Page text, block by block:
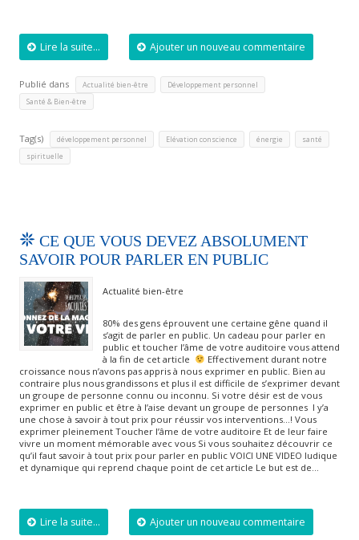
Lire la suite... Ajouter un nouveau commentaire
Publié dans Actualité bien-être Développement personnel
Santé & Bien-être
Tag(s) développement personnel Elévation conscience énergie santé
spirituelle
CE QUE VOUS DEVEZ ABSOLUMENT
SAVOIR POUR PARLER EN PUBLIC
Actualité bien-être
80% des gens éprouvent une certaine gêne quand il
s’agit de parler en public. Un cadeau pour parler en
public et toucher l’âme de votre auditoire vous attend
à la fin de cet article
Effectivement durant notre
croissance nous n’avons pas appris à nous exprimer en public. Bien au
contraire plus nous grandissons et plus il est difficile de s’exprimer devant
un groupe de personne connu ou inconnu. Si votre désir est de vous
exprimer en public et être à l’aise devant un groupe de personnes l y’a
une chose à savoir à tout prix pour réussir vos interventions…! Vous
exprimer pleinement Toucher l’âme de votre auditoire Et de leur faire
vivre un moment mémorable avec vous Si vous souhaitez découvrir ce
qu’il faut savoir à tout prix pour parler en public VOICI UNE VIDEO ludique
et dynamique qui reprend chaque point de cet article Le but est de…
Lire la suite... Ajouter un nouveau commentaire